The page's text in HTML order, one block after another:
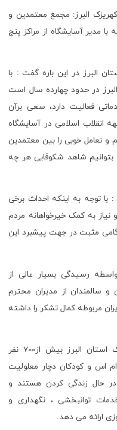
البرز: مجمع معتمدین و
مدیر آسایشگاه از مراکز پنج
البرز در این باره گفت : با
در حدود چهارده سال است
فعالیت دارد، سعی برآن
انقلاب اسلامی در آسایشگاه
و تعامل خوبی را بین معتمدین
بتوانیم شاهد شکوفایی هر چه
با توجه به اینکه احداث برخی
نیاز به کمک خیرخواهانه مردم
مثبت در جهت پیشبرد این
رسیدگی بسیار عالی از
سالمندان از مدیران محترم
مربوطه کمال تشکر را داشته
گفتنی است در آسایشگاه خیریه کهریزک استان البرز بیش از700 نفر
اس و کودکان دچار معلولیت
حال زندگی کردن هستند و
توانبخشی ، نگهداری و
ارائه می دهد.